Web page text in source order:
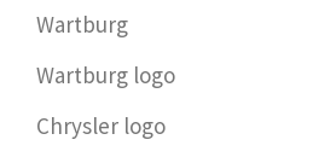
Wartburg
Wartburg logo
Chrysler logo